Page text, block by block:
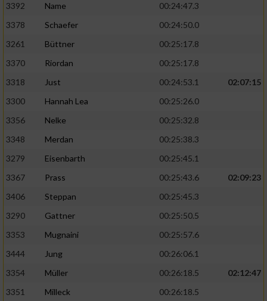
3392
Name
00:24:47.3
3378
Schaefer
00:24:50.0
3261
Büttner
00:25:17.8
3370
Riordan
00:25:17.8
3318
Just 00:24:53.1
02:07:15
3300
Hannah Lea
00:25:26.0
3356
Nelke
00:25:32.8
3348
Merdan
00:25:38.3
3279
Eisenbarth
00:25:45.1
3367
Prass 00:25:43.6
02:09:23
3406
Steppan
00:25:45.3
3290
Gattner
00:25:50.5
3353
Mugnaini
00:25:57.6
3444
Jung
00:26:06.1
3354
Müller 00:26:18.5
02:12:47
3351
Milleck
00:26:18.5